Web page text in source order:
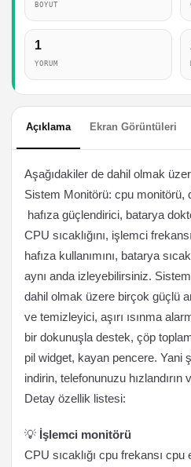
BOYUT
1
YORUM
Açıklama Ekran Görüntüleri
Aşağıdakiler de dahil olmak
Sistem Monitörü: cpu monitörü,
hafıza güçlendirici, batarya
CPU sıcaklığını, işlemci
hafıza kullanımını, batarya
aynı anda izleyebilirsiniz.
dahil olmak üzere birçok güçlü
ve temizleyici, aşırı ısınma
bir dokunuşla destek, çöp
pil widget, kayan pencere. Yani
indirin, telefonunuzu
Detay özellik listesi:
💡 İşlemci monitörü
CPU sıcaklığı cpu frekansı cpu